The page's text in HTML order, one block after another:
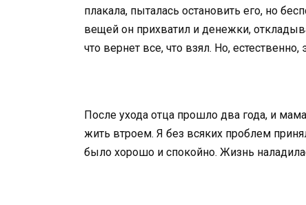
плакала, пыталась остановить его, но
вещей он прихватил и денежки,
что вернет все, что взял. Но,
После ухода отца прошло два года, и
жить втроем. Я без всяких проблем
было хорошо и спокойно. Жизнь